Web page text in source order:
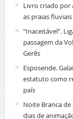
Livro criado por
as praias
“Inaceitável”.
passagem da
Gerês
Esposende.
estatuto como
país
Noite Branca
dias de